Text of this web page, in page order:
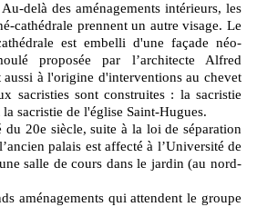
delà des aménagements intérieurs, les
cathédrale prennent un autre visage. Le
est embelli d'une façade néo-
proposée par l’architecte Alfred
aussi à l'origine d'interventions au chevet
sacristies sont construites : la sacristie
sacristie de l'église Saint-Hugues.
20e siècle, suite à la loi de séparation
palais est affecté à l’Université de
salle de cours dans le jardin (au nord-
aménagements qui attendent le groupe